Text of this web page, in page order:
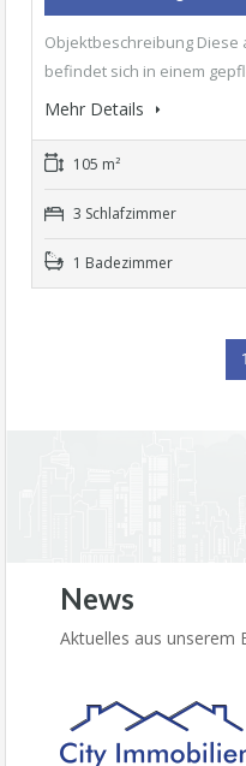
Objektbeschreibung
befindet sich in einem
Mehr Details
105 m²
3 Schlafzimmer
1 Badezimmer
1
News
Aktuelles aus unserem